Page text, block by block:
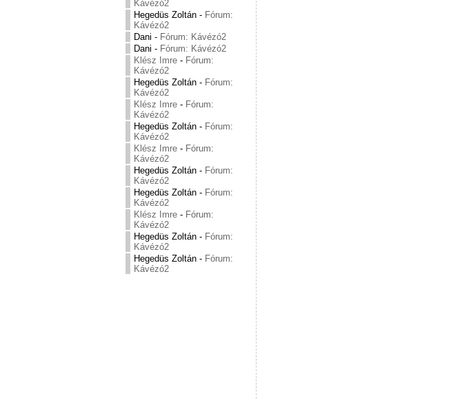
Kávézó2
Hegedüs Zoltán - Fórum:
Kávézó2
Dani - Fórum: Kávézó2
Dani - Fórum: Kávézó2
Klész Imre - Fórum:
Kávézó2
Hegedüs Zoltán - Fórum:
Kávézó2
Klész Imre - Fórum:
Kávézó2
Hegedüs Zoltán - Fórum:
Kávézó2
Klész Imre - Fórum:
Kávézó2
Hegedüs Zoltán - Fórum:
Kávézó2
Hegedüs Zoltán - Fórum:
Kávézó2
Klész Imre - Fórum:
Kávézó2
Hegedüs Zoltán - Fórum:
Kávézó2
Hegedüs Zoltán - Fórum:
Kávézó2